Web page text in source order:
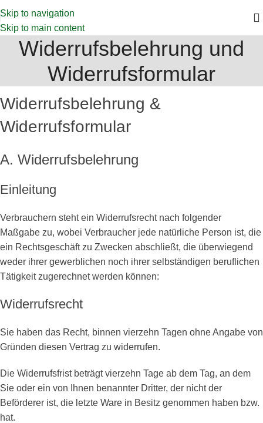
Skip to navigation
Skip to main content
Widerrufsbelehrung und
Widerrufsformular
Widerrufsbelehrung &
Widerrufsformular
A. Widerrufsbelehrung
Einleitung
Verbrauchern steht ein Widerrufsrecht nach folgender
Maßgabe zu, wobei Verbraucher jede natürliche Person ist, die
ein Rechtsgeschäft zu Zwecken abschließt, die überwiegend
weder ihrer gewerblichen noch ihrer selbständigen beruflichen
Tätigkeit zugerechnet werden können:
Widerrufsrecht
Sie haben das Recht, binnen vierzehn Tagen ohne Angabe von
Gründen diesen Vertrag zu widerrufen.
Die Widerrufsfrist beträgt vierzehn Tage ab dem Tag, an dem
Sie oder ein von Ihnen benannter Dritter, der nicht der
Beförderer ist, die letzte Ware in Besitz genommen haben bzw.
hat.